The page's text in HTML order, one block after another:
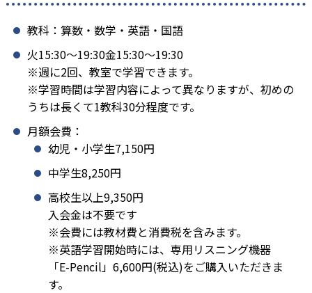
教科：算数・数学・英語・国語
火15:30〜19:30金15:30〜19:30
※週に2回、教室で学習できます。
※学習時間は学習内容によって異なりますが、初めの
うちは長くて1教科30分程度です。
月額会費：
幼児・小学生7,150円
中学生8,250円
高校生以上9,350円
入会金は不要です
※会費には教材費と消費税を含みます。
※英語学習開始時には、専用リスニング機器
「E-Pencil」6,600円(税込)をご購入いただきま
す。